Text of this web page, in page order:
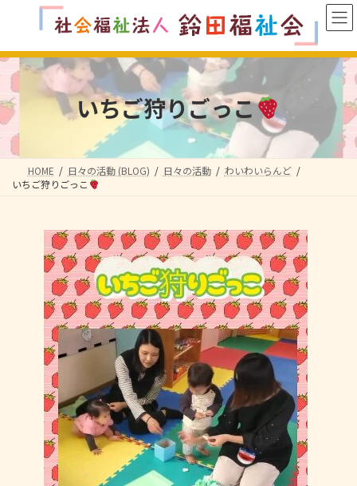
ン
ツ
ス
キ
ー
シ
ン
に
いちご狩りごっこ
HOME 日々の活動 (BLOG) 日々の活動
わいわいらんど
いちご狩りごっこ